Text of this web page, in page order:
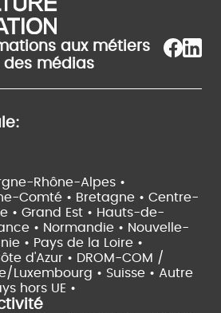
aux métiers
médias
Rhône-Alpes •
Comté • Bretagne • Centre-
• Grand Est • Hauts-de-
• Normandie • Nouvelle-
• Pays de la Loire •
d'Azur • DROM-COM /
Luxembourg • Suisse • Autre
hors UE •